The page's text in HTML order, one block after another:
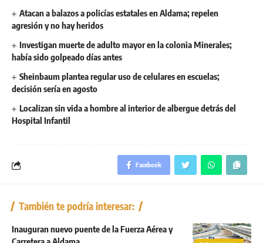
Atacan a balazos a policías estatales en Aldama; repelen
agresión y no hay heridos
Investigan muerte de adulto mayor en la colonia Minerales;
había sido golpeado días antes
Sheinbaum plantea regular uso de celulares en escuelas;
decisión sería en agosto
Localizan sin vida a hombre al interior de albergue detrás del
Hospital Infantil
Facebook
También te podría interesar:
Inauguran nuevo puente de la Fuerza Aérea y